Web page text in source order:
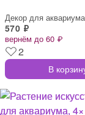
Декор для аквариума
570 ₽
вернём до 60 ₽
2
В